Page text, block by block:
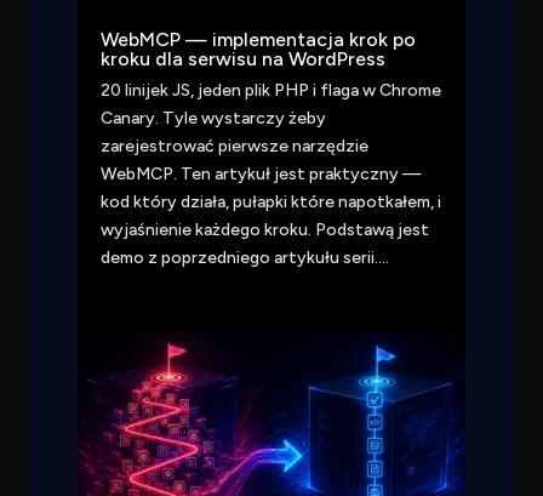
WebMCP — implementacja krok po
kroku dla serwisu na WordPress
20 linijek JS, jeden plik PHP i flaga w Chrome
Canary. Tyle wystarczy żeby
zarejestrować pierwsze narzędzie
WebMCP. Ten artykuł jest praktyczny —
kod który działa, pułapki które napotkałem, i
wyjaśnienie każdego kroku. Podstawą jest
demo z poprzedniego artykułu serii….